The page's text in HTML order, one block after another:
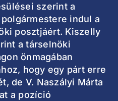
szerint a
indul a
posztjáért. Kiszelly
a társelnöki
önmagában
hogy egy párt erre
de V. Naszályi Márta
a pozíció